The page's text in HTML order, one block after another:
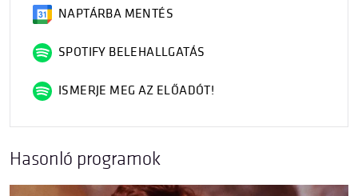
NAPTÁRBA MENTÉS
SPOTIFY BELEHALLGATÁS
ISMERJE MEG AZ ELŐADÓT!
Hasonló programok